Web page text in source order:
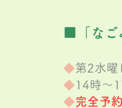
■「な
◆第2水曜
◆ 14時～
◆完全予約